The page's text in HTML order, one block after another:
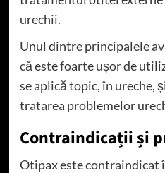
urechii.
Unul dintre principalele
că este foarte ușor de
se aplică topic, în ureche,
tratarea problemelor
Contraindicații și
Otipax este contraindicat